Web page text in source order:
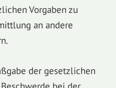
Vorgaben zu
an andere
der gesetzlichen